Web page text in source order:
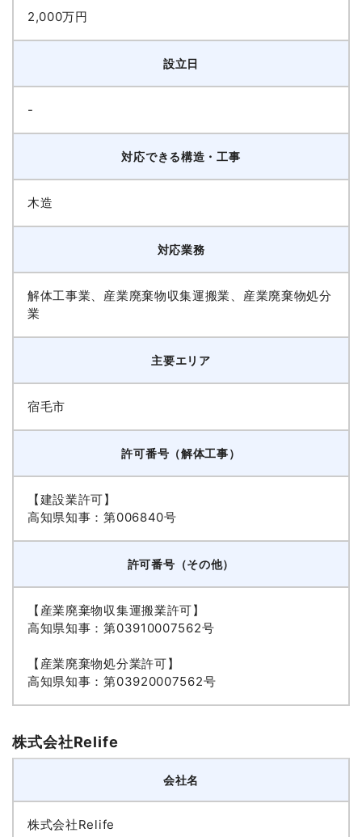
2,000万円
設立日
-
対応できる構造・工事
木造
対応業務
解体工事業、産業廃棄物収集運搬業、産業廃棄物処分
業
主要エリア
宿毛市
許可番号（解体工事）
【建設業許可】
高知県知事：第006840号
許可番号（その他）
【産業廃棄物収集運搬業許可】
高知県知事：第03910007562号
【産業廃棄物処分業許可】
高知県知事：第03920007562号
株式会社Relife
会社名
株式会社Relife